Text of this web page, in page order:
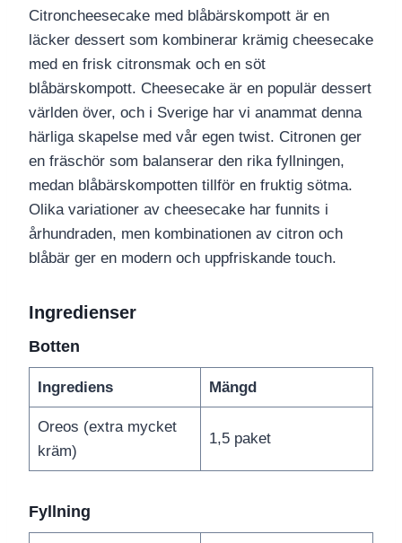
Citroncheesecake med blåbärskompott är en
läcker dessert som kombinerar krämig cheesecake
med en frisk citronsmak och en söt
blåbärskompott. Cheesecake är en populär dessert
världen över, och i Sverige har vi anammat denna
härliga skapelse med vår egen twist. Citronen ger
en fräschör som balanserar den rika fyllningen,
medan blåbärskompotten tillför en fruktig sötma.
Olika variationer av cheesecake har funnits i
århundraden, men kombinationen av citron och
blåbär ger en modern och uppfriskande touch.
Ingredienser
Botten
Ingrediens Mängd
Oreos (extra mycket
kräm)
1,5 paket
Fyllning